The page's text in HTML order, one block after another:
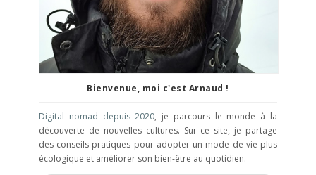
Bienvenue, moi c'est Arnaud !
Digital nomad depuis 2020, je parcours le monde à la
découverte de nouvelles cultures. Sur ce site, je partage
des conseils pratiques pour adopter un mode de vie plus
écologique et améliorer son bien-être au quotidien.